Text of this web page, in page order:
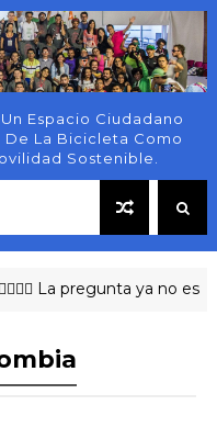
Espacio Ciudadano
De La Bicicleta Como
Sostenible.
La pregunta ya no es si